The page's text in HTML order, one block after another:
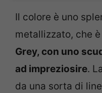
Il colore è uno
metallizzato, che
Grey, con uno
ad impreziosire.
da una sorta di